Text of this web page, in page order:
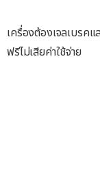
เครื่องต้องเจลเบร
ฟรีไม่เสียค่าใช้จ่าย